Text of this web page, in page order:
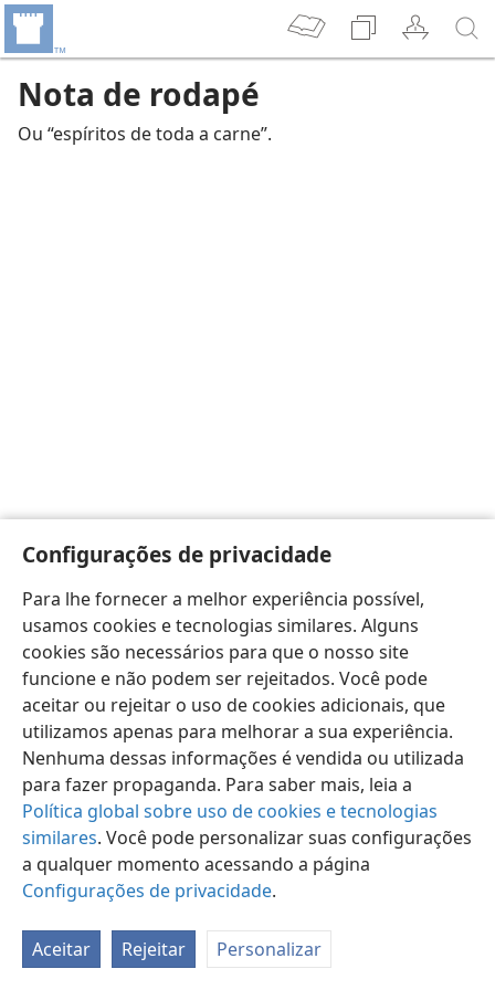
Configurações de privacidade
Para lhe fornecer a melhor experiência possível,
usamos cookies e tecnologias similares. Alguns
cookies são necessários para que o nosso site
funcione e não podem ser rejeitados. Você pode
aceitar ou rejeitar o uso de cookies adicionais, que
utilizamos apenas para melhorar a sua experiência.
Nenhuma dessas informações é vendida ou utilizada
para fazer propaganda. Para saber mais, leia a
Política global sobre uso de cookies e tecnologias
similares. Você pode personalizar suas configurações
a qualquer momento acessando a página
Configurações de privacidade.
Aceitar Rejeitar Personalizar
Nota de rodapé
Ou “espíritos de toda a carne”.
Português (Brasil) Preferências
Copyright© 2026 Watch Tower Bible and Tract Society of Pennsylvania
Termos de Uso
Política de Privacidade
Configurações de Privacidade
JW.ORG Login